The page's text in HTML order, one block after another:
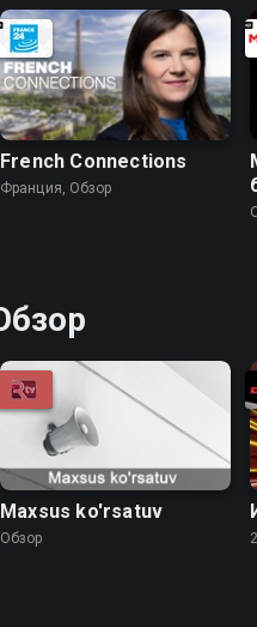
French Connections
Франция, Обзор
Maxsus ko'rsatuv
Обзор